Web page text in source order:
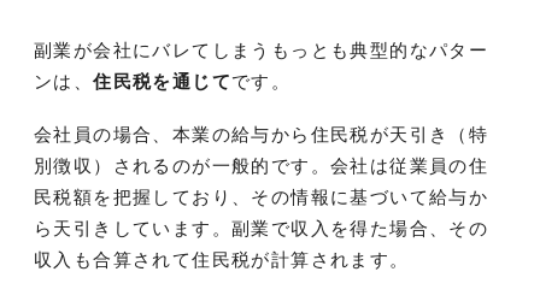
副業が会社にバレてしまうもっとも典型的なパター
ンは、住民税を通じてです。
会社員の場合、本業の給与から住民税が天引き（特
別徴収）されるのが一般的です。会社は従業員の住
民税額を把握しており、その情報に基づいて給与か
ら天引きしています。副業で収入を得た場合、その
収入も合算されて住民税が計算されます。